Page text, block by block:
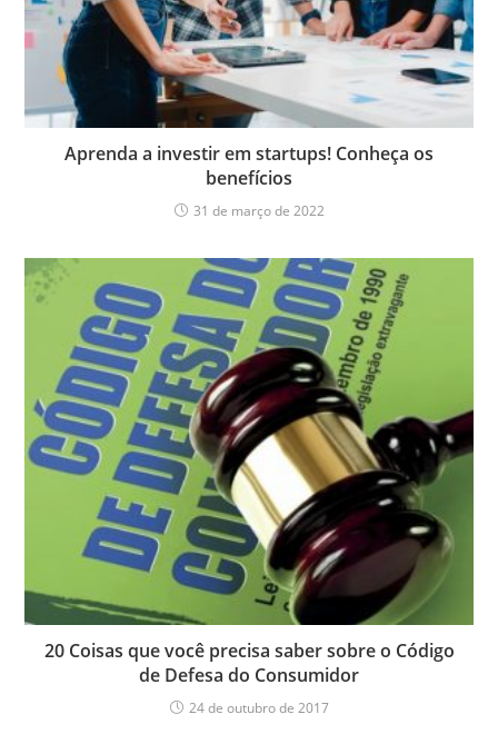
Aprenda a investir em startups! Conheça os
benefícios
31 de março de 2022
20 Coisas que você precisa saber sobre o Código
de Defesa do Consumidor
24 de outubro de 2017